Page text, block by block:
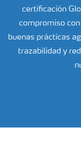
certificación
compromiso
buenas prácticas
trazabilidad y